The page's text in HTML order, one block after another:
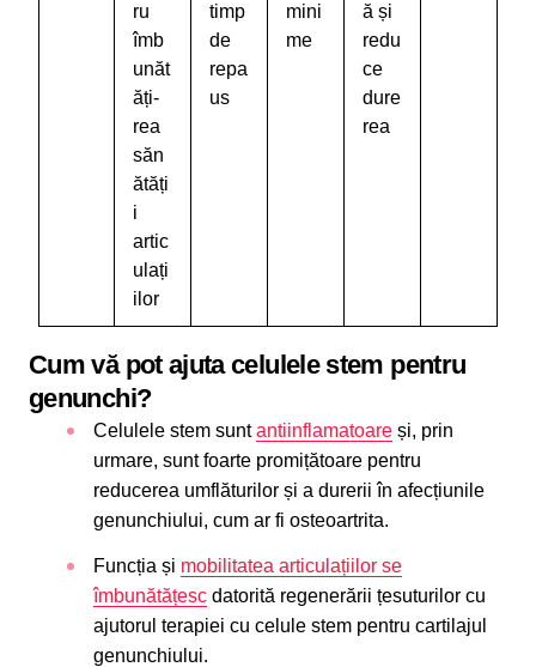
ru
îmb
unăt
ăți-
rea
săn
ătăți
i
artic
ulați
ilor
timp
de
repa
us
mini
me
ă și
redu
ce
dure
rea
Cum vă pot ajuta celulele stem pentru
genunchi?
Celulele stem suntantiinflamatoare și, prin
urmare, sunt foarte promițătoare pentru
reducerea umflăturilor și a durerii în afecțiunile
genunchiului, cum ar fi osteoartrita.
Funcția și mobilitatea articulațiilor se
îmbunătățesc datorită regenerării țesuturilor cu
ajutorul terapiei cu celule stem pentru cartilajul
genunchiului.